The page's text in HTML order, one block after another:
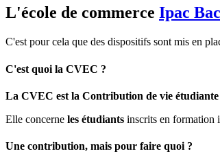
L'école de commerce Ipac
C'est pour cela que des dispositifs sont mis en
C'est quoi la CVEC ?
La CVEC est la Contribution de vie étudiante
Elle concerne les étudiants inscrits en formation
Une contribution, mais pour faire quoi ?